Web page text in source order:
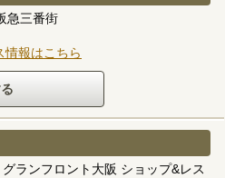
急三番街
情報はこちら
ランフロント大阪 ショップ&レス